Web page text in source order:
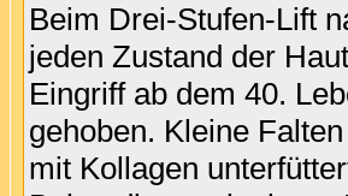
Beim Drei-Stufen-Lift
jeden Zustand der
Eingriff ab dem 40.
gehoben. Kleine
mit Kollagen